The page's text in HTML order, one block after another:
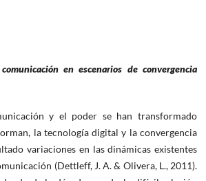
en escenarios de convergencia
y el poder se han transformado
la tecnología digital y la convergencia
variaciones en las dinámicas existentes
(Dettleff, J. A. & Olivera, L., 2011).